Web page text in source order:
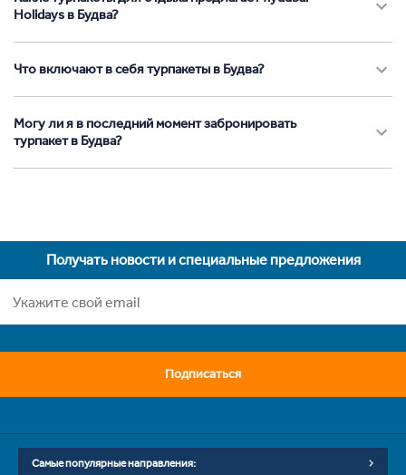
Holidays в Будва?
Что включают в себя турпакеты в Будва?
Могу ли я в последний момент забронировать
турпакет в Будва?
Получать новости и специальные предложения
Подписаться
Самые популярные направления: